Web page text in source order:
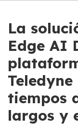
La
Edge AI
tiempos
largos y